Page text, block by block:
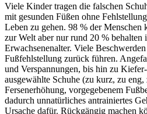
Viele Kinder tragen die falschen
mit gesunden Füßen ohne
Leben zu gehen. 98 % der Menschen
zur Welt aber nur rund 20 % behalten
Erwachsenenalter. Viele
Fußfehlstellung zurück führen.
und Verspannungen, bis hin zu
ausgewählte Schuhe (zu kurz, zu
Fersenerhöhung, vorgegebenem
dadurch unnatürliches antrainiertes
Ursache dafür. Rückgängig machen